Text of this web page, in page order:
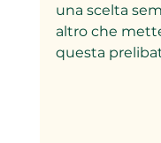
una scelta
altro che
questa